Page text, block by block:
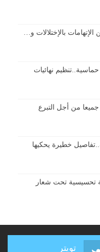
الإتهامات بالإختلالات و…
نهائيات
من أجل التبرع
خطيرة يحكيها
تحسيسية تحت شعار
تويتر